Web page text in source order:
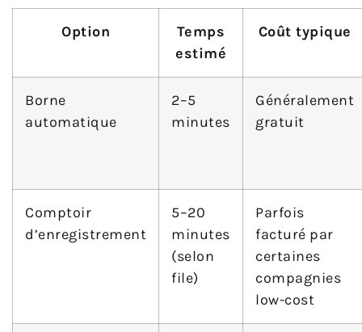
Option
Temps
estimé
Coût typique
Borne
automatique
2–5
minutes
Généralement
gratuit
Comptoir
d’enregistrement
5–20
minutes
(selon
file)
Parfois
facturé par
certaines
compagnies
low-cost